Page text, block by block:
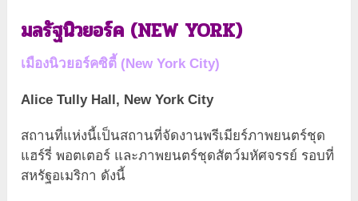
มลรัฐนิวยอร์ค (NEW YORK)
เมืองนิวยอร์คซิตี้ (New York City)
Alice Tully Hall, New York City
สถานที่แห่งนี้เป็นสถานที่จัดงานพรีเมียร์ภาพยนตร์ชุด
แฮร์รี่ พอตเตอร์ และภาพยนตร์ชุดสัตว์มหัศจรรย์ รอบที่
สหรัฐอเมริกา ดังนี้